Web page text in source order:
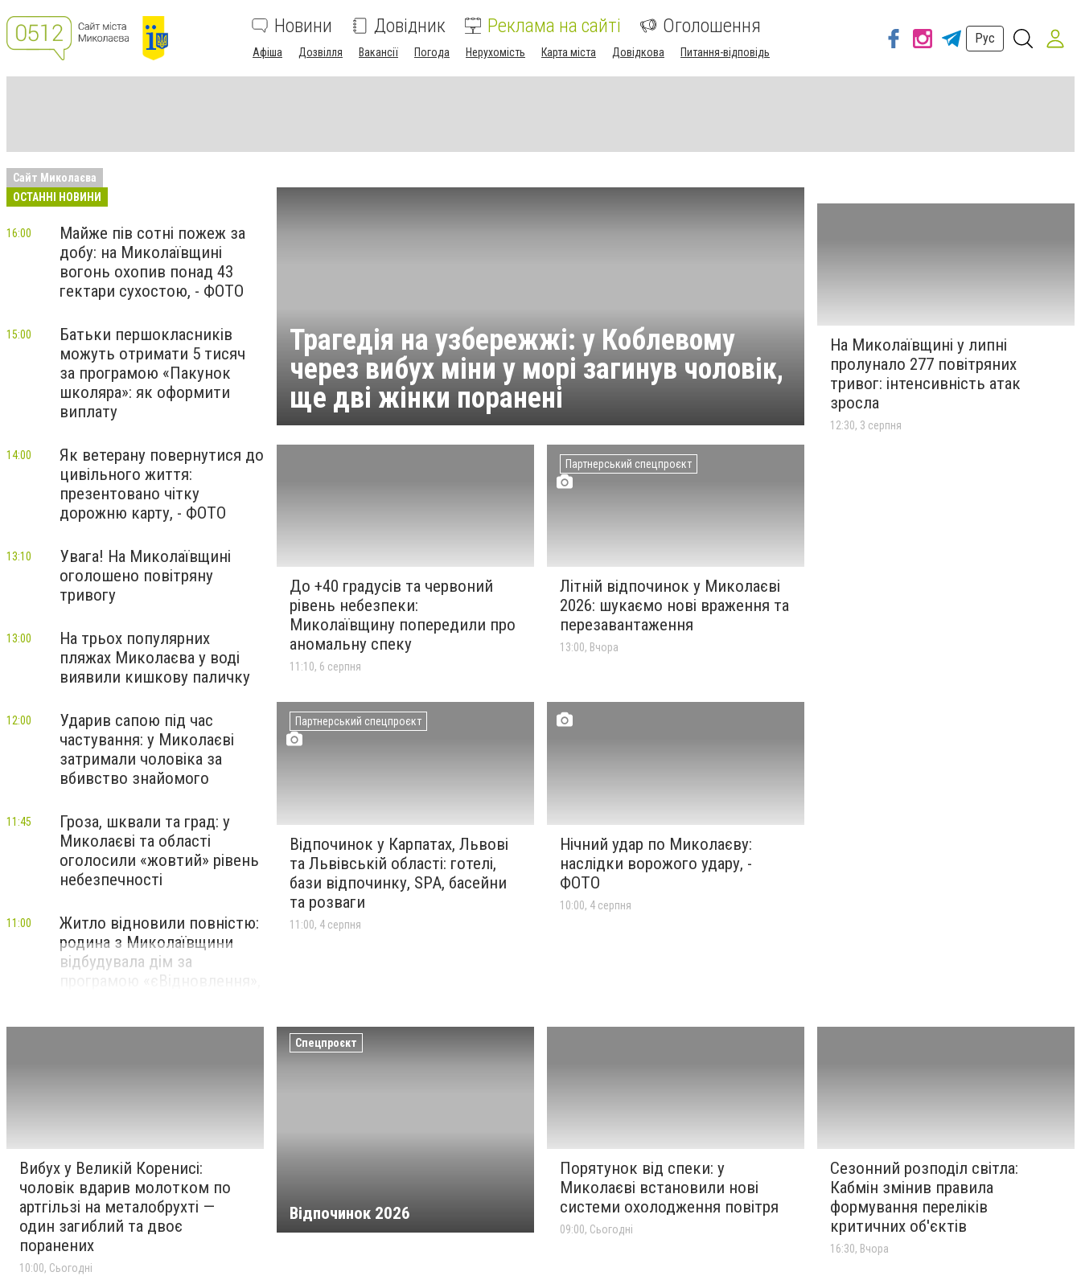
Новини Довідник Реклама на сайті Оголошення
Афіша Дозвілля Вакансії Погода Нерухомість Карта міста Довідкова Питання-відповідь
Рус
Сайт Миколаєва
ОСТАННІ НОВИНИ
Майже пів сотні пожеж за
добу: на Миколаївщині
вогонь охопив понад 43
гектари сухостою, - ФОТО
16:00
Батьки першокласників
можуть отримати 5 тисяч
за програмою «Пакунок
школяра»: як оформити
виплату
15:00
Як ветерану повернутися до
цивільного життя:
презентовано чітку
дорожню карту, - ФОТО
14:00
Увага! На Миколаївщині
оголошено повітряну
тривогу
13:10
На трьох популярних
пляжах Миколаєва у воді
виявили кишкову паличку
13:00
Ударив сапою під час
частування: у Миколаєві
затримали чоловіка за
вбивство знайомого
12:00
Гроза, шквали та град: у
Миколаєві та області
оголосили «жовтий» рівень
небезпечності
11:45
Житло відновили повністю:
родина з Миколаївщини
відбудувала дім за
програмою «єВідновлення»,
11:00
Порятунок від спеки: у
Миколаєві встановили нові
системи охолодження
повітря
09:00
Ворог атакував портову
08:05
Трагедія на узбережжі: у Коблевому
через вибух міни у морі загинув чоловік,
ще дві жінки поранені
До +40 градусів та червоний
рівень небезпеки:
Миколаївщину попередили про
аномальну спеку
11:10, 6 серпня
Партнерський спецпроєкт
Літній відпочинок у Миколаєві
2026: шукаємо нові враження та
перезавантаження
13:00, Вчора
Партнерський спецпроєкт
Відпочинок у Карпатах, Львові
та Львівській області: готелі,
бази відпочинку, SPA, басейни
та розваги
11:00, 4 серпня
Нічний удар по Миколаєву:
наслідки ворожого удару, -
ФОТО
10:00, 4 серпня
На Миколаївщині у липні
пролунало 277 повітряних
тривог: інтенсивність атак
зросла
12:30, 3 серпня
Вибух у Великій Коренисі:
чоловік вдарив молотком по
артгільзі на металобрухті —
один загиблий та двоє
поранених
10:00, Сьогодні
Cпецпроєкт
Відпочинок 2026
Порятунок від спеки: у
Миколаєві встановили нові
системи охолодження повітря
09:00, Сьогодні
Сезонний розподіл світла:
Кабмін змінив правила
формування переліків
критичних об'єктів
16:30, Вчора